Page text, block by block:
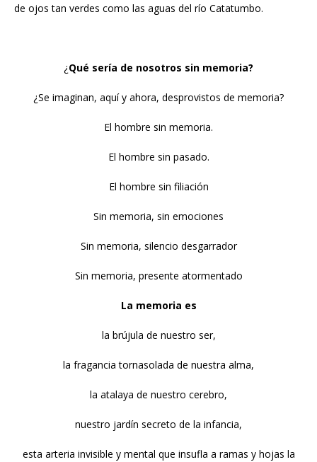
de ojos tan verdes como las aguas del río Catatumbo.
¿Qué sería de nosotros sin memoria?
¿Se imaginan, aquí y ahora, desprovistos de memoria?
El hombre sin memoria.
El hombre sin pasado.
El hombre sin filiación
Sin memoria, sin emociones
Sin memoria, silencio desgarrador
Sin memoria, presente atormentado
La memoria es
la brújula de nuestro ser,
la fragancia tornasolada de nuestra alma,
la atalaya de nuestro cerebro,
nuestro jardín secreto de la infancia,
esta arteria invisible y mental que insufla a ramas y hojas la